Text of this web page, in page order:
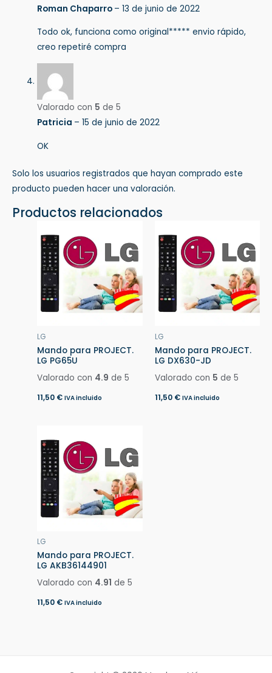
Roman Chaparro – 13 de junio de 2022
Todo ok, funciona como original***** envio rápido,
creo repetiré compra
Valorado con 5 de 5
Patricia – 15 de junio de 2022
OK
Solo los usuarios registrados que hayan comprado este
producto pueden hacer una valoración.
Productos relacionados
LG
Mando para PROJECT.
LG PG65U
Valorado con 4.9 de 5
11,50 € IVA incluido
LG
Mando para PROJECT.
LG DX630-JD
Valorado con 5 de 5
11,50 € IVA incluido
LG
Mando para PROJECT.
LG AKB36144901
Valorado con 4.91 de 5
11,50 € IVA incluido